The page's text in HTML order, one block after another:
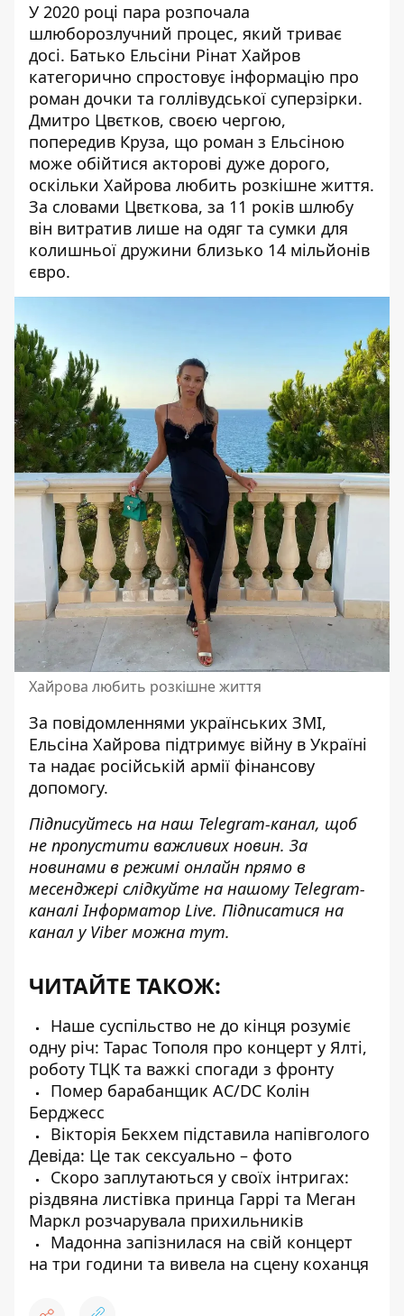
У 2020 році пара розпочала
шлюборозлучний процес, який триває
досі. Батько Ельсіни Рінат Хайров
категорично спростовує інформацію про
роман дочки та голлівудської суперзірки.
Дмитро Цвєтков, своєю чергою,
попередив Круза, що роман з Ельсіною
може обійтися акторові дуже дорого,
оскільки Хайрова любить розкішне життя.
За словами Цвєткова, за 11 років шлюбу
він витратив лише на одяг та сумки для
колишньої дружини близько 14 мільйонів
євро.
Хайрова любить розкішне життя
За повідомленнями українських ЗМІ,
Ельсіна Хайрова підтримує війну в Україні
та надає російській армії фінансову
допомогу.
Підписуйтесь на наш Telegram-канал, щоб
не пропустити важливих новин. За
новинами в режимі онлайн прямо в
месенджері слідкуйте на нашому Telegram-
каналіІнформатор Live. Підписатися на
канал у Viber можна тут.
ЧИТАЙТЕ ТАКОЖ:
Наше суспільство не до кінця розуміє
одну річ: Тарас Тополя про концерт у Ялті,
роботу ТЦК та важкі спогади з фронту
Помер барабанщик AC/DC Колін
Берджесс
Вікторія Бекхем підставила напівголого
Девіда: Це так сексуально – фото
Cкоро заплутаються у своїх інтригах:
різдвяна листівка принца Гаррі та Меган
Маркл розчарувала прихильників
Мадонна запізнилася на свій концерт
на три години та вивела на сцену коханця